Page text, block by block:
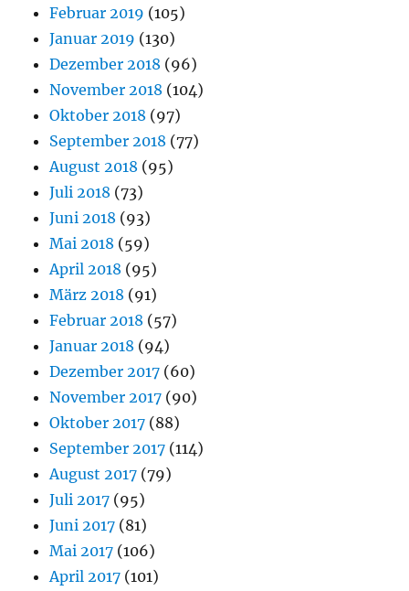
Februar 2019 (105)
Januar 2019 (130)
Dezember 2018 (96)
November 2018 (104)
Oktober 2018 (97)
September 2018 (77)
August 2018 (95)
Juli 2018 (73)
Juni 2018 (93)
Mai 2018 (59)
April 2018 (95)
März 2018 (91)
Februar 2018 (57)
Januar 2018 (94)
Dezember 2017 (60)
November 2017 (90)
Oktober 2017 (88)
September 2017 (114)
August 2017 (79)
Juli 2017 (95)
Juni 2017 (81)
Mai 2017 (106)
April 2017 (101)